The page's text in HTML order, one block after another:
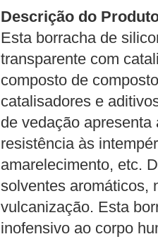
Descrição do
Esta borracha de
transparente com
composto de
catalisadores e
de vedação
resistência às
amarelecimento, etc.
solventes aromáticos,
vulcanização. Esta
inofensivo ao corpo